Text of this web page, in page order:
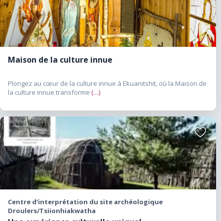
favoris
Maison de la culture innue
Plongez au cœur de la culture innue à Ekuanitshit, où la Maison de
la culture innue transforme (…)
Ajouter
aux
favoris
Centre d’interprétation du site archéologique
Droulers/Tsiionhiakwatha